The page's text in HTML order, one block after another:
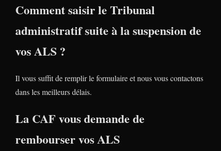
Comment saisir le Tribunal
administratif suite à la suspension de
vos ALS ?
Il vous suffit de remplir le formulaire et nous vous contactons
dans les meilleurs délais.
La CAF vous demande de
rembourser vos ALS